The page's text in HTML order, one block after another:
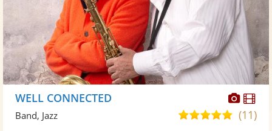
WELL CONNECTED
4,9(11)
Band, Jazz